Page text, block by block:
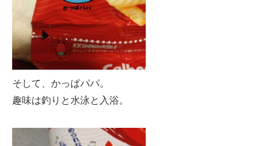
そして、かっぱパパ。
趣味は釣りと水泳と入浴。